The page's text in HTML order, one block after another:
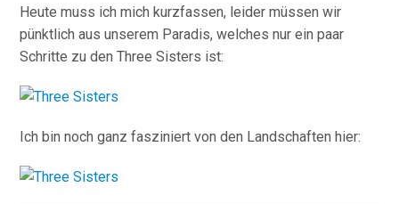
Heute muss ich mich kurzfassen, leider müssen wir
pünktlich aus unserem Paradis, welches nur ein paar
Schritte zu den Three Sisters ist:
Ich bin noch ganz fasziniert von den Landschaften hier: